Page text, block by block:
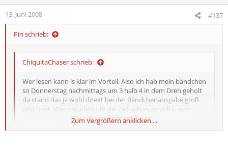
13. Juni 2008 #137
Pin schrieb:
ChiquitaChaser schrieb:
Wer lesen kann is klar im Vorteil. Also ich hab mein bändchen
so Donnerstag nachmittags um 3 halb 4 in dem Dreh geholt
da stand das ja wohl direkt bei der Bändchenausgabe groß
und breit. Wer natürlich um die Zeit schon zu voll is zum
Lesen der braucht sich ned wundern ^^
Zum Vergrößern anklicken....
Zum Vergrößern anklicken....